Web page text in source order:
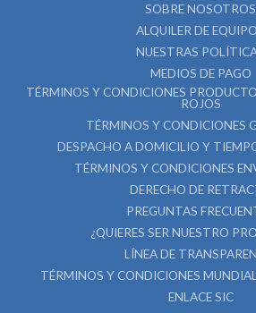
SOBRE NOSOTROS
ALQUILER DE
NUESTRAS
MEDIOS DE PAGO
TÉRMINOS Y CONDICIONES
ROJOS
TÉRMINOS Y CONDICIONES
DESPACHO A DOMICILIO Y
TÉRMINOS Y CONDICIONES
DERECHO DE
PREGUNTAS
¿QUIERES SER NUESTRO
LÍNEA DE
TÉRMINOS Y CONDICIONES
ENLACE SIC